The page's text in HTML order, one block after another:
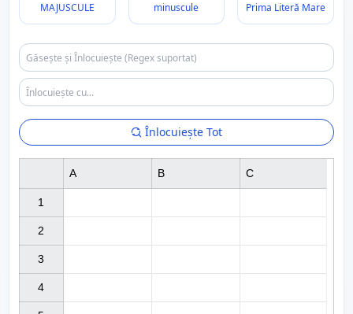
MAJUSCULE minuscule Prima Literă Mare
Înlocuiește Tot
1
2
3
4
A B C